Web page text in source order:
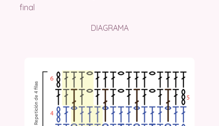
final
DIAGRAMA